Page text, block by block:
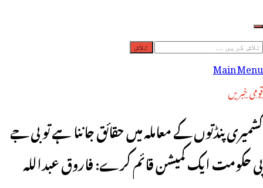
تلاش
کریں
برائے:
Main Menu
قومی خبریں
کشمیری پنڈتوں کے معاملہ میں حقائق جاننا ہے تو بی جے
پی حکومت ایک کمیشن قائم کرے: فاروق عبداللہ